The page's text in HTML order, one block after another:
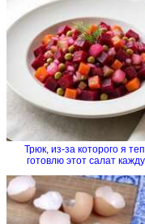
Трюк, из-за которого я
готовлю этот салат